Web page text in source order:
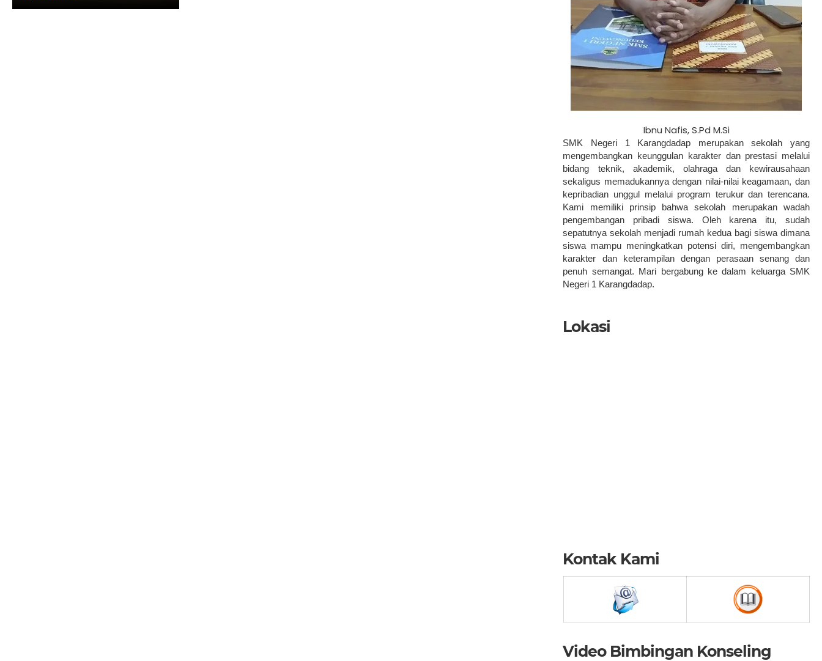
Ibnu Nafis, S.Pd M.Si
SMK Negeri 1 Karangdadap merupakan sekolah yang
mengembangkan keunggulan karakter dan prestasi melalui
bidang teknik, akademik, olahraga dan kewirausahaan
sekaligus memadukannya dengan nilai-nilai keagamaan, dan
kepribadian unggul melalui program terukur dan terencana.
Kami memiliki prinsip bahwa sekolah merupakan wadah
pengembangan pribadi siswa. Oleh karena itu, sudah
sepatutnya sekolah menjadi rumah kedua bagi siswa dimana
siswa mampu meningkatkan potensi diri, mengembangkan
karakter dan keterampilan dengan perasaan senang dan
penuh semangat. Mari bergabung ke dalam keluarga SMK
Negeri 1 Karangdadap.
Lokasi
Kontak Kami
Video Bimbingan Konseling